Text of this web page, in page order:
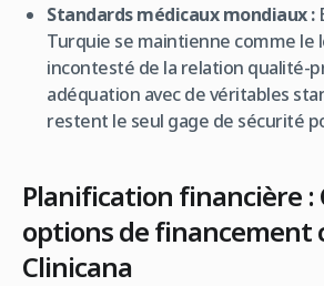
Standards médicaux mondiaux :
Turquie se maintienne comme le
incontesté de la relation qualité-
adéquation avec de véritables
restent le seul gage de sécurité
Planification financière :
options de financement
Clinicana